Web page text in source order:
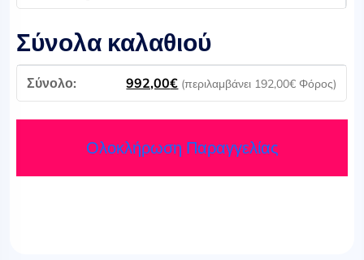
Σύνολα καλαθιού
992,00€ (περιλαμβάνει 192,00€ Φόρος)
Ολοκλήρωση Παραγγελίας